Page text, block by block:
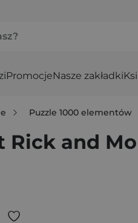
PromocjeNasze zakładki
Puzzle 1000 elementów
Rick and